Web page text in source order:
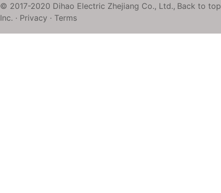
Back to top
© 2017-2020 Dihao Electric Zhejiang Co., Ltd.,
Inc. · Privacy · Terms